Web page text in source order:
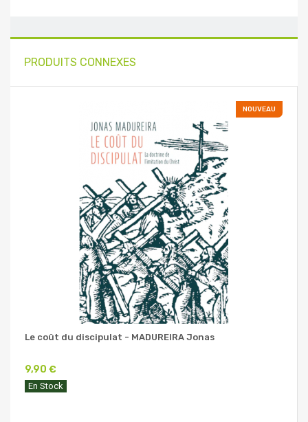
PRODUITS CONNEXES
NOUVEAU
Le coût du discipulat - MADUREIRA Jonas
9,90 €
En Stock